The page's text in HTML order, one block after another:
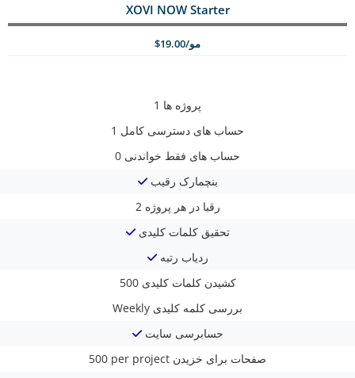
XOVI NOW Starter
$19.00/مو
1 پروژه ها
1 حساب های دسترسی کامل
0 حساب های فقط خواندنی
بنچمارک رقیب
2 رقبا در هر پروژه
تحقیق کلمات کلیدی
ردیاب رتبه
500 کشیدن کلمات کلیدی
Weekly بررسی کلمه کلیدی
حسابرسی سایت
500 per project صفحات برای خزیدن